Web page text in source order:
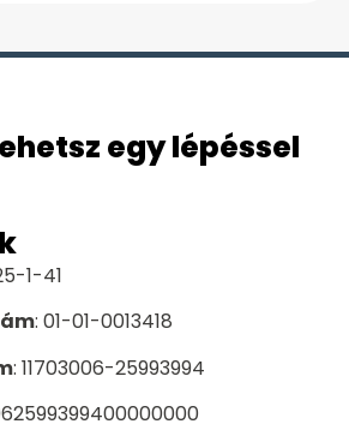
egy lépéssel
1-41
: 01-01-0013418
: 11703006-25993994